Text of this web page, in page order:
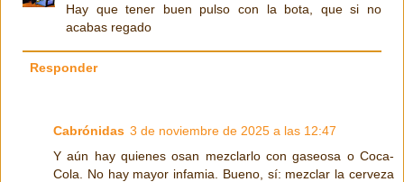
Hay que tener buen pulso con la bota, que si no
acabas regado
Responder
Cabrónidas 3 de noviembre de 2025 a las 12:47
Y aún hay quienes osan mezclarlo con gaseosa o Coca-
Cola. No hay mayor infamia. Bueno, sí: mezclar la cerveza